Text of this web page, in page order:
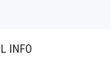
INFO